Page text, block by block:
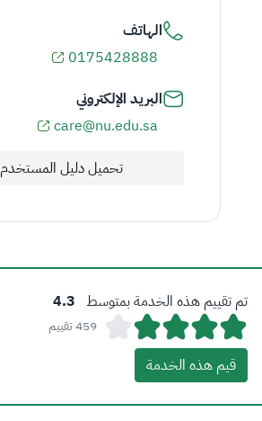
الهاتف
0175428888
البريد الإلكتروني
care@nu.edu.sa
تحميل دليل المستخدم
تم تقييم هذه الخدمة بمتوسط 4.3
459 تقييم
قيم هذه الخدمة